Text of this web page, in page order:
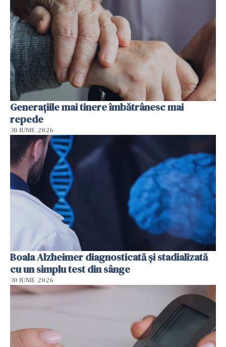
Generațiile mai tinere îmbătrânesc mai
repede
30 IUNIE 2026
Boala Alzheimer diagnosticată și stadializată
cu un simplu test din sânge
30 IUNIE 2026